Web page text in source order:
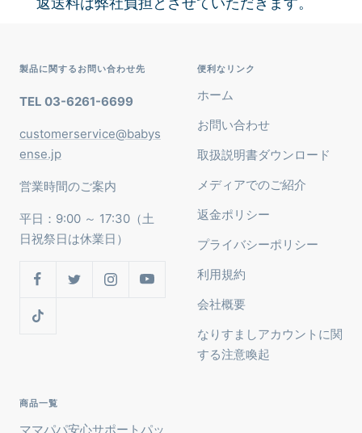
製品に関するお問い合わせ先
TEL 03-6261-6699
customerservice@babys
ense.jp
営業時間のご案内
平日：9:00 ～ 17:30（土
日祝祭日は休業日）
便利なリンク
ホーム
お問い合わせ
取扱説明書ダウンロード
メディアでのご紹介
返金ポリシー
プライバシーポリシー
利用規約
会社概要
なりすましアカウントに関
する注意喚起
商品一覧
ママパパ安心サポートパッ